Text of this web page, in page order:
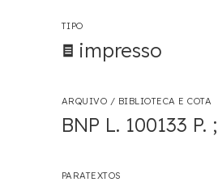
TIPO
impresso
ARQUIVO / BIBLIOTECA E COTA
BNP L. 100133
PARATEXTOS